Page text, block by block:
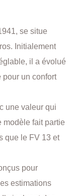
se situe
Initialement
il a évolué
pour un confort
une valeur qui
modèle fait partie
que le FV 13 et
pour
estimations